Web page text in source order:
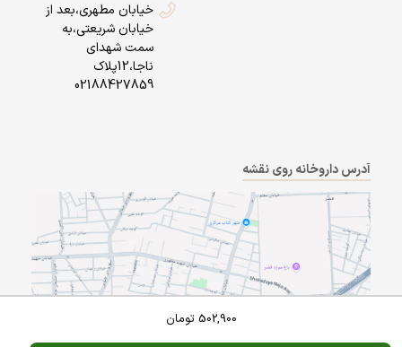
502,900 تومان
خیابان مطهری،بعد از
خیابان شریعتی،به
سمت شهدای
ناجا،12پلاک
02188427859
آدرس داروخانه روی نقشه